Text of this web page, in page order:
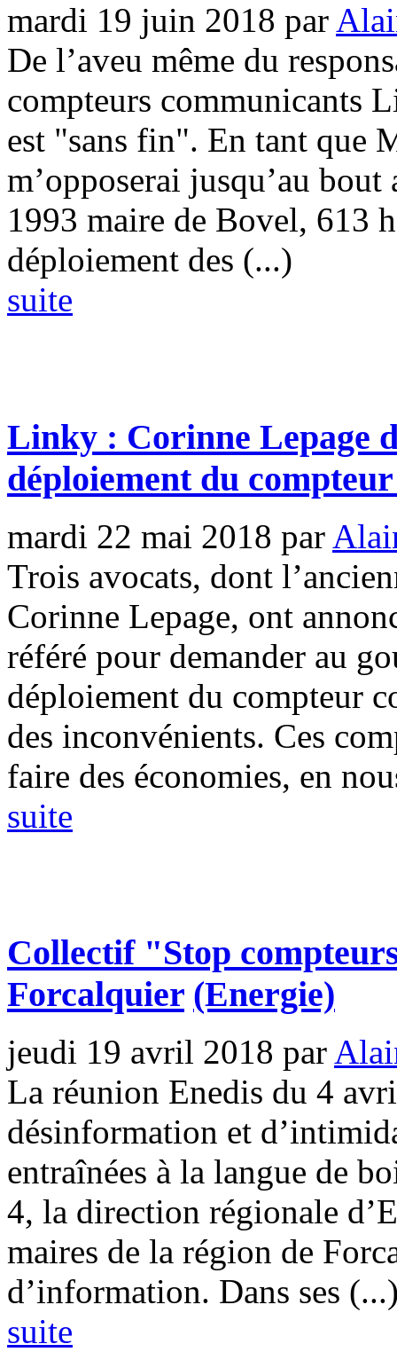
mardi 19 juin 2018 par
De l’aveu même du
compteurs communicants
est "sans fin". En tant que
m’opposerai jusqu’au
1993 maire de Bovel, 613
déploiement des (...)
suite
Linky : Corinne Lepage
déploiement du
mardi 22 mai 2018 par
Trois avocats, dont
Corinne Lepage, ont
référé pour demander au
déploiement du compteur
des inconvénients. Ces
faire des économies, en
suite
Collectif "Stop
Forcalquier (Energie)
jeudi 19 avril 2018 par
La réunion Enedis du 4
désinformation et
entraînées à la langue de
4, la direction régionale
maires de la région de
d’information. Dans ses
suite